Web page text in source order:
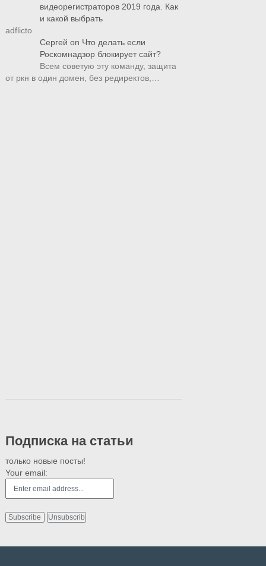
видеорегистраторов 2019 года. Как
и какой выбрать
adflicto
Сергей on Что делать если
Роскомнадзор блокирует сайт?
Всем советую эту команду, защита
от ркн в один домен, без редиректов,…
Подписка на статьи
только новые посты!
Your email: